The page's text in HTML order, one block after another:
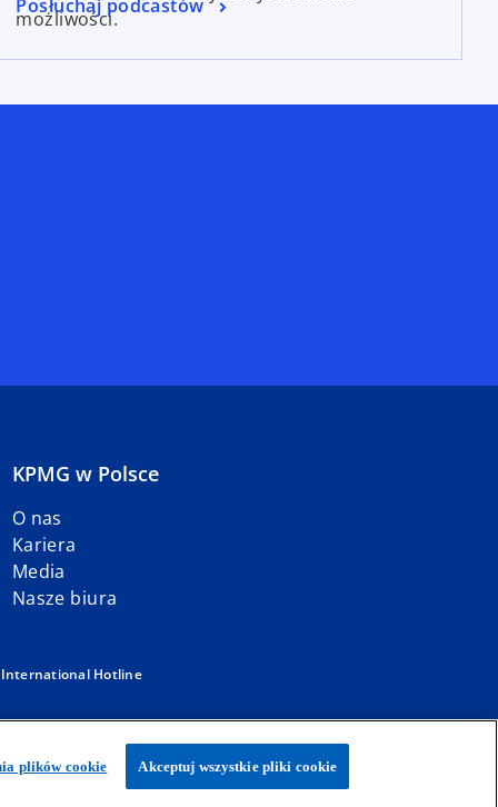
możliwości.
Posłuchaj podcastów
KPMG w Polsce
O nas
Kariera
Media
Nasze biura
International Hotline
plików cookie Akceptuj wszystkie pliki cookie